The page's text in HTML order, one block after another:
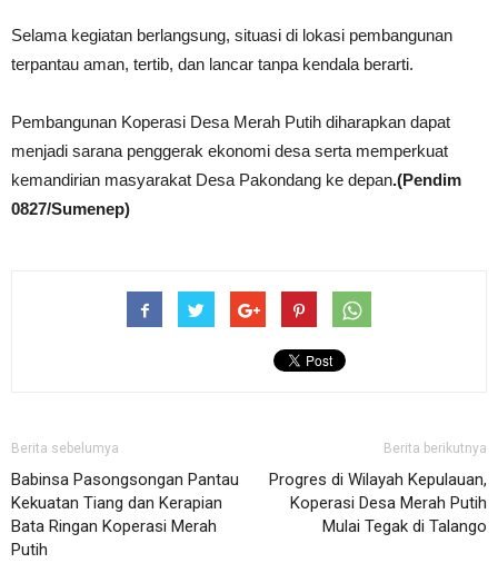
Selama kegiatan berlangsung, situasi di lokasi pembangunan
terpantau aman, tertib, dan lancar tanpa kendala berarti.
Pembangunan Koperasi Desa Merah Putih diharapkan dapat
menjadi sarana penggerak ekonomi desa serta memperkuat
kemandirian masyarakat Desa Pakondang ke depan.(Pendim
0827/Sumenep)
Berita sebelumya
Babinsa Pasongsongan Pantau
Kekuatan Tiang dan Kerapian
Bata Ringan Koperasi Merah
Putih
Berita berikutnya
Progres di Wilayah Kepulauan,
Koperasi Desa Merah Putih
Mulai Tegak di Talango